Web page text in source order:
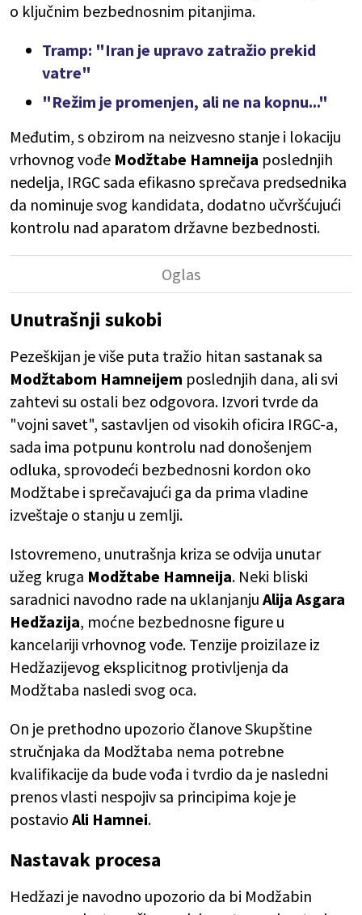
o ključnim bezbednosnim pitanjima.
Tramp: "Iran je upravo zatražio prekid
vatre"
"Režim je promenjen, ali ne na kopnu..."
Međutim, s obzirom na neizvesno stanje i lokaciju
vrhovnog vođe Modžtabe Hamneija poslednjih
nedelja, IRGC sada efikasno sprečava predsednika
da nominuje svog kandidata, dodatno učvršćujući
kontrolu nad aparatom državne bezbednosti.
Unutrašnji sukobi
Pezeškijan je više puta tražio hitan sastanak sa
Modžtabom Hamneijem poslednjih dana, ali svi
zahtevi su ostali bez odgovora. Izvori tvrde da
"vojni savet", sastavljen od visokih oficira IRGC-a,
sada ima potpunu kontrolu nad donošenjem
odluka, sprovodeći bezbednosni kordon oko
Modžtabe i sprečavajući ga da prima vladine
izveštaje o stanju u zemlji.
Istovremeno, unutrašnja kriza se odvija unutar
užeg kruga Modžtabe Hamneija. Neki bliski
saradnici navodno rade na uklanjanju Alija Asgara
Hedžazija, moćne bezbednosne figure u
kancelariji vrhovnog vođe. Tenzije proizilaze iz
Hedžazijevog eksplicitnog protivljenja da
Modžtaba nasledi svog oca.
On je prethodno upozorio članove Skupštine
stručnjaka da Modžtaba nema potrebne
kvalifikacije da bude vođa i tvrdio da je nasledni
prenos vlasti nespojiv sa principima koje je
postavio Ali Hamnei.
Nastavak procesa
Hedžazi je navodno upozorio da bi Modžabin